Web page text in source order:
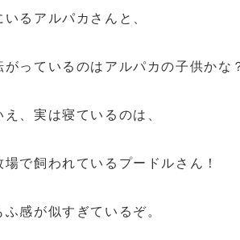
るアルパカさんと、
がっているのはアルパカの子供かな
え、実は寝ているのは、
場で飼われているプードルさん！
ふ感が似すぎているぞ。